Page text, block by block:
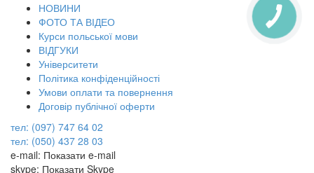
НОВИНИ
ФОТО ТА ВІДЕО
Курси польської мови
ВІДГУКИ
Університети
Політика конфіденційності
Умови оплати та повернення
Договір публічної оферти
тел: (097) 747 64 02
тел: (050) 437 28 03
e-mail: Показати e-mail
skype: Показати Skype
КНОПКА
ЗВ'ЯЗКУ